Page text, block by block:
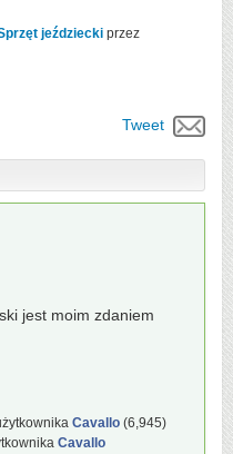
jeździecki przez
Tweet
jest moim zdaniem
Cavallo (6,945)
Cavallo